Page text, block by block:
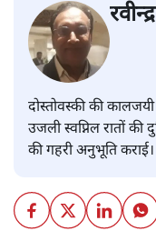
दोस्तोवस्की की
उजली स्वप्निल रातों
की गहरी अनुभूति कराई।